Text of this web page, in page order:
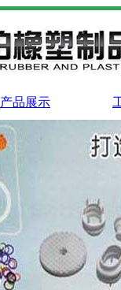
产品展示